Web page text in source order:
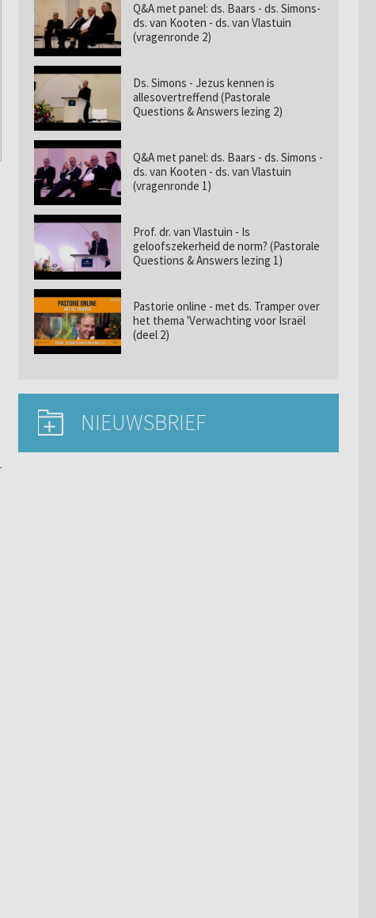
Q&A met panel: ds. Baars - ds. Simons-
ds. van Kooten - ds. van Vlastuin
(vragenronde 2)
Ds. Simons - Jezus kennen is
allesovertreffend (Pastorale
Questions & Answers lezing 2)
Q&A met panel: ds. Baars - ds. Simons -
ds. van Kooten - ds. van Vlastuin
(vragenronde 1)
Prof. dr. van Vlastuin - Is
geloofszekerheid de norm? (Pastorale
Questions & Answers lezing 1)
Pastorie online - met ds. Tramper over
het thema 'Verwachting voor Israël
(deel 2)
NIEUWSBRIEF